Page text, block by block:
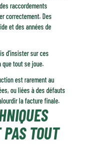
raccordements
correctement. Des
et des années de
d’insister sur ces
que tout se joue.
est rarement au
ou liées à des défauts
la facture finale.
TOUT